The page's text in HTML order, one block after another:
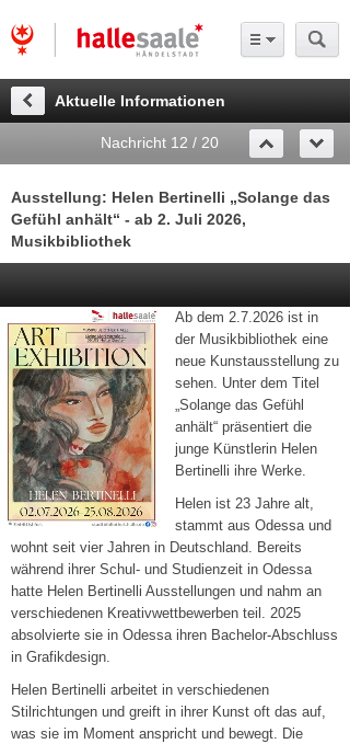
Aktuelle Informationen
Nachricht 12 / 20
Ausstellung: Helen Bertinelli „Solange das
Gefühl anhält“ - ab 2. Juli 2026,
Musikbibliothek
Ab dem 2.7.2026 ist in
der Musikbibliothek eine
neue Kunstausstellung zu
sehen. Unter dem Titel
„Solange das Gefühl
anhält“ präsentiert die
junge Künstlerin Helen
Bertinelli ihre Werke.
Helen ist 23 Jahre alt,
stammt aus Odessa und
wohnt seit vier Jahren in Deutschland. Bereits
während ihrer Schul- und Studienzeit in Odessa
hatte Helen Bertinelli Ausstellungen und nahm an
verschiedenen Kreativwettbewerben teil. 2025
absolvierte sie in Odessa ihren Bachelor-Abschluss
in Grafikdesign.
Helen Bertinelli arbeitet in verschiedenen
Stilrichtungen und greift in ihrer Kunst oft das auf,
was sie im Moment anspricht und bewegt. Die